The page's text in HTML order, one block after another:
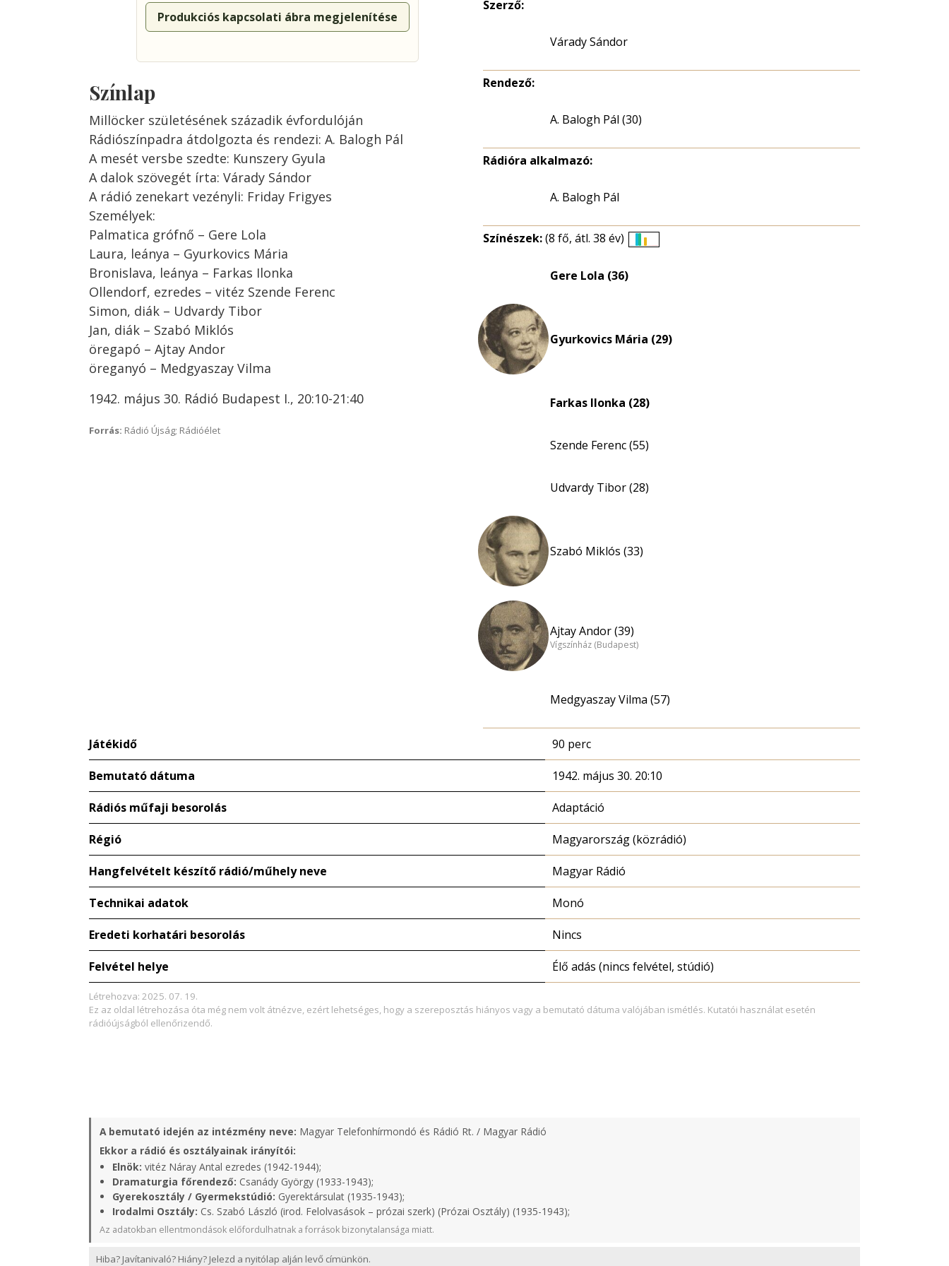
Produkciós kapcsolati ábra megjelenítése
Színlap
Millöcker születésének századik évfordulóján
Rádiószínpadra átdolgozta és rendezi: A. Balogh Pál
A mesét versbe szedte: Kunszery Gyula
A dalok szövegét írta: Várady Sándor
A rádió zenekart vezényli: Friday Frigyes
Személyek:
Palmatica grófnő – Gere Lola
Laura, leánya – Gyurkovics Mária
Bronislava, leánya – Farkas Ilonka
Ollendorf, ezredes – vitéz Szende Ferenc
Simon, diák – Udvardy Tibor
Jan, diák – Szabó Miklós
öregapó – Ajtay Andor
öreganyó – Medgyaszay Vilma
1942. május 30. Rádió Budapest I., 20:10-21:40
Forrás: Rádió Újság; Rádióélet
Szerző:
Várady Sándor
Rendező:
A. Balogh Pál (30)
Rádióra alkalmazó:
A. Balogh Pál
Színészek:(8 fő, átl. 38 év)
Gere Lola (36)
Gyurkovics Mária (29)
Farkas Ilonka (28)
Szende Ferenc (55)
Udvardy Tibor (28)
Szabó Miklós (33)
Ajtay Andor (39)
Vígszínház (Budapest)
Medgyaszay Vilma (57)
Játékidő 90 perc
Bemutató dátuma 1942. május 30. 20:10
Rádiós műfaji besorolás Adaptáció
Régió Magyarország (közrádió)
Hangfelvételt készítő rádió/műhely neve Magyar Rádió
Technikai adatok Monó
Eredeti korhatári besorolás Nincs
Felvétel helye Élő adás (nincs felvétel, stúdió)
Létrehozva: 2025. 07. 19.
Ez az oldal létrehozása óta még nem volt átnézve, ezért lehetséges, hogy a szereposztás hiányos vagy a bemutató dátuma valójában ismétlés. Kutatói használat esetén
rádióújságból ellenőrizendő.
A bemutató idején az intézmény neve: Magyar Telefonhírmondó és Rádió Rt. / Magyar Rádió
Ekkor a rádió és osztályainak irányítói:
Elnök: vitéz Náray Antal ezredes (1942-1944);
Dramaturgia főrendező: Csanády György (1933-1943);
Gyerekosztály / Gyermekstúdió: Gyerektársulat (1935-1943);
Irodalmi Osztály: Cs. Szabó László (irod. Felolvasások – prózai szerk) (Prózai Osztály) (1935-1943);
Az adatokban ellentmondások előfordulhatnak a források bizonytalansága miatt.
Hiba? Javítanivaló? Hiány? Jelezd a nyitólap alján levő címünkön.